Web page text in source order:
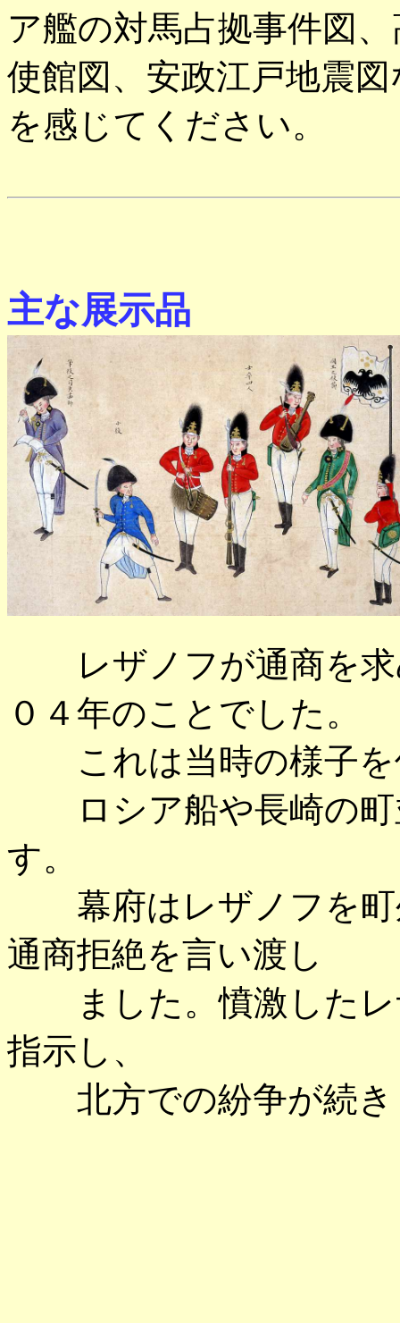
ア艦の対馬占拠事件図
使館図、安政江戸地震
を感じてください。
主な展示品
レザノフが通商を求
０４年のことでした。
これは当時の様子を
ロシア船や長崎の町
す。
幕府はレザノフを町
通商拒絶を言い渡し
ました。憤激したレ
指示し、
北方での紛争が続き